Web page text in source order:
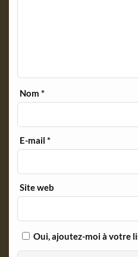
Nom*
E-mail*
Site web
Oui, ajoutez-moi à votre